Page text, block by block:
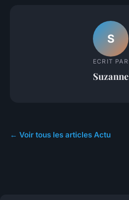
S
ECRIT PAR
Suzanne
← Voir tous les articles Actu